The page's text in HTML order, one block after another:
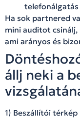
Ha sok partnered
mini auditot csinálj,
ami arányos és
állj neki a
1) Beszállítói